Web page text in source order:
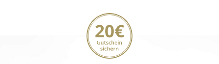
20€ Gutschein sichern